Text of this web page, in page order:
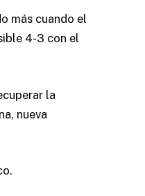
más cuando el
4-3 con el
la
nueva